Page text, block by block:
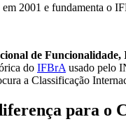
2001 e fundamenta o
de Funcionalidade,
do IFBrA usado pelo
a Classificação
para o